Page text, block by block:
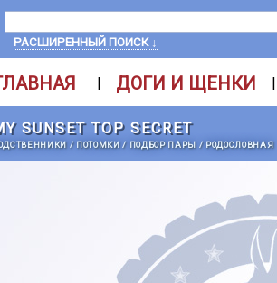
РАСШИРЕННЫЙ ПОИСК ↓
| ДОГИ И ЩЕНКИ |
SUNSET TOP SECRET
/ ПОТОМКИ/ ПОДБОР ПАРЫ / РОДОСЛОВНАЯ